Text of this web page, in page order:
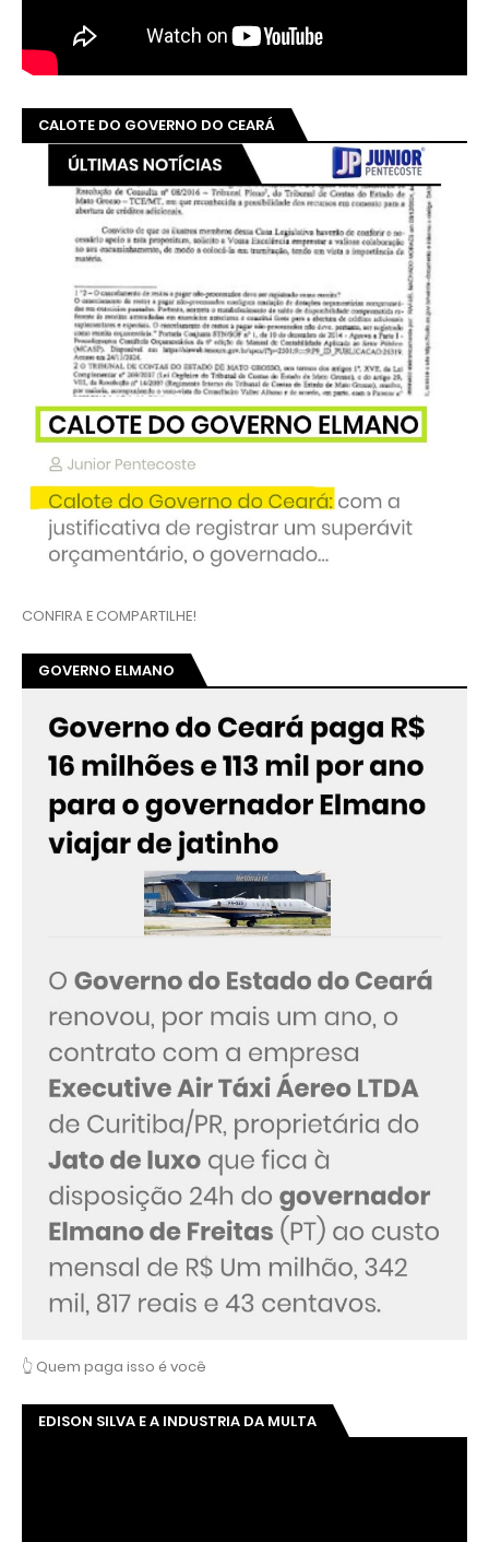
CALOTE DO GOVERNO DO CEARÁ
CONFIRA E COMPARTILHE!
GOVERNO ELMANO
👆 Quem paga isso é você
EDISON SILVA E A INDUSTRIA DA MULTA